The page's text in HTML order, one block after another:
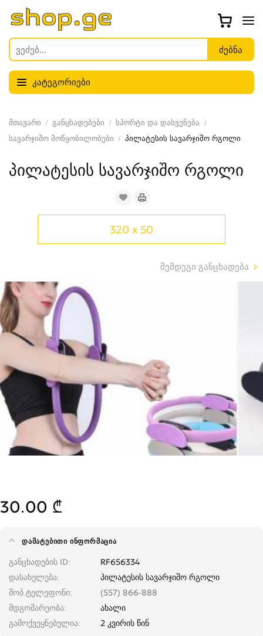
კატეგორიები
მთავარი განცხადებები
სპორტი და დასვენება
სავარჯიშო მოწყობილობები
პილატესის სავარჯიშო რგოლი
პილატესის სავარჯიშო რგოლი
320 x 50
შემდეგი განცხადება
30.00 ₾
ᲓᲐᲛᲐᲢᲔᲑᲘᲗᲘ ᲘᲜᲤᲝᲠᲛᲐᲪᲘᲐ
განცხადების ID
RF656334
დასახელება
პილატესის სავარჯიშო რგოლი
მობ.ტელეფონი
(557) 866-888
მდგომარეობა
ახალი
გამოქვეყნებულია
2 კვირის წინ